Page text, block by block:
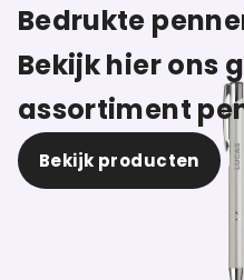
Bedrukte
Bekijk hier ons
assortiment
Bekijk producten